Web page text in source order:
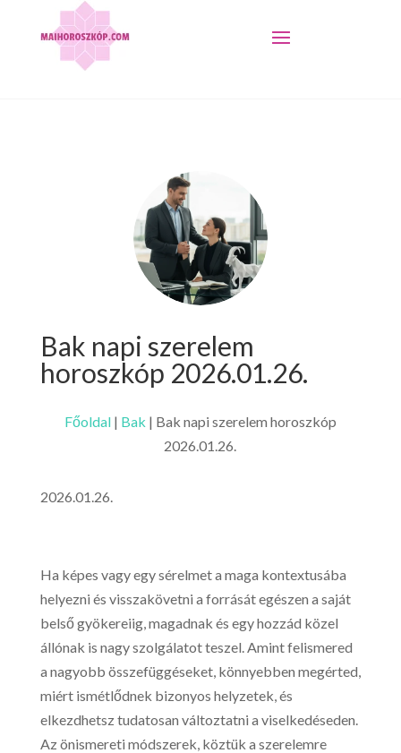
Bak napi szerelem
horoszkóp 2026.01.26.
Főoldal| Bak | Bak napi szerelem horoszkóp
2026.01.26.
2026.01.26.
Ha képes vagy egy sérelmet a maga kontextusába
helyezni és visszakövetni a forrását egészen a saját
belső gyökereiig, magadnak és egy hozzád közel
állónak is nagy szolgálatot teszel. Amint felismered
a nagyobb összefüggéseket, könnyebben megérted,
miért ismétlődnek bizonyos helyzetek, és
elkezdhetsz tudatosan változtatni a viselkedéseden.
Az önismereti módszerek, köztük a szerelemre